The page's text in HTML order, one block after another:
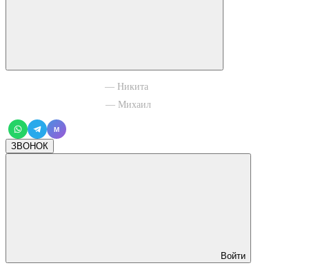
— Никита
— Михаил
M
ЗВОНОК
Войти